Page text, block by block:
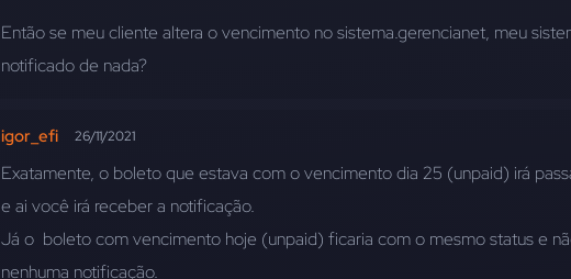
Então se meu cliente altera o vencimento no sistema.gerencianet, meu
notificado de nada?
igor_efi 26/11/2021
Exatamente, o boleto que estava com o vencimento dia 25 (unpaid) irá
e ai você irá receber a notificação.
Já o  boleto com vencimento hoje (unpaid) ficaria com o mesmo status e
nenhuma notificação.